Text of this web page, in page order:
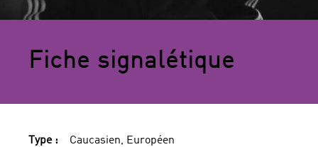
Fiche signalétique
Type :
Caucasien, Européen